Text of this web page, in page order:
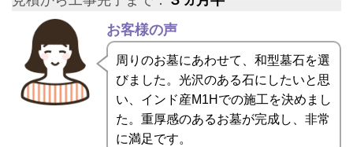
お客様の声
周りのお墓にあわせて、和型墓石を選
びました。光沢のある石にしたいと思
い、インド産M1Hでの施工を決めまし
た。重厚感のあるお墓が完成し、非常
に満足です。